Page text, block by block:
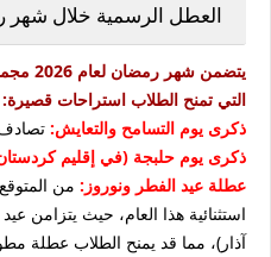
العطل الرسمية خلال شهر رمضان 2026
يتضمن
التي تمنح الطلاب استراحات قصيرة:
ذكرى يوم التسامح والتعايش: تصادف يوم 6
ذكرى يوم حلبجة (في إقليم
عطلة عيد الفطر ونوروز: من
آذار)، مما قد يمنح الطلاب عطلة مطولة تمتد لـ 5